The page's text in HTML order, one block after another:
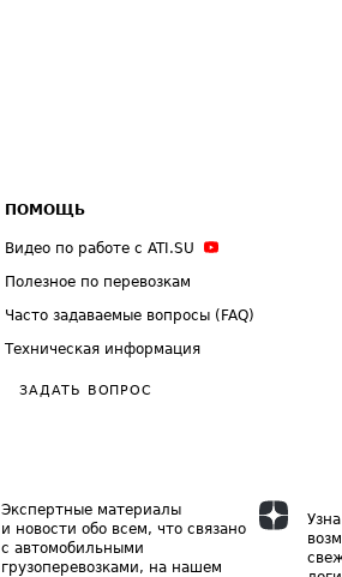
ПОМОЩЬ
Видео по работе с ATI.SU
Полезное по перевозкам
Часто задаваемые вопросы (FAQ)
Техническая информация
ЗАДАТЬ ВОПРОС
Экспертные материалы
и новости обо всем, что связано
с автомобильными
грузоперевозками, на нашем